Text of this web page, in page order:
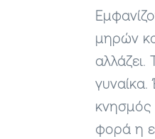
μηρών
αλλάζει.
κνησμός
φορά η